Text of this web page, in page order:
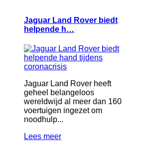
Jaguar Land Rover biedt
helpende h…
Jaguar Land Rover heeft
geheel belangeloos
wereldwijd al meer dan 160
voertuigen ingezet om
noodhulp...
Lees meer